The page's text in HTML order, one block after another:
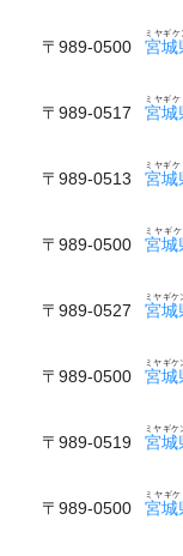
〒989-0500 宮城
ミヤギ
〒989-0517 宮城
ミヤギ
〒989-0513 宮城
ミヤギ
〒989-0500 宮城
ミヤギ
〒989-0527 宮城
ミヤギケ
〒989-0500 宮城
ミヤギケ
〒989-0519 宮城
ミヤギケ
〒989-0500 宮城
ミヤギ